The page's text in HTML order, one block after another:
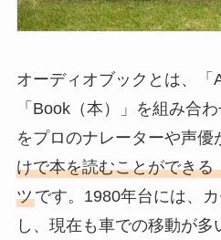
オーディオブックとは、「
「Book（本）」を組み合
をプロのナレーターや声優
けで本を読むことができる
ツです。1980年台には、
し、現在も車での移動が多